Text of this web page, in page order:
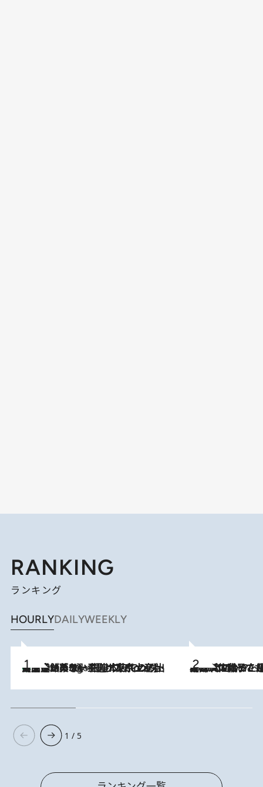
RANKING
ランキング
HOURLYDAILYWEEKLY
6 Hours Ago
【間違いのない王道・東京土産】資生堂パーラー 銀座本店でのみ出会える銘菓5選《極上プディング・濃厚チーズケーキ・ボンボンショコラほか》 2026.8.5
【阿川佐和子さんの年とる力】なぜ70代で始めた趣味は“こんなに楽しい”のか？ ピアノ、俳句…スランプに陥っても続けられる“ある秘訣”とは
1 / 5